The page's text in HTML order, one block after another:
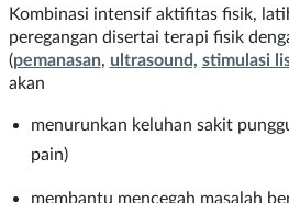
Kombinasi intensif aktifitas fisik,
peregangan disertai terapi fisik
(pemanasan, ultrasound, stimulasi
akan
menurunkan keluhan sakit
pain)
membantu mencegah masalah